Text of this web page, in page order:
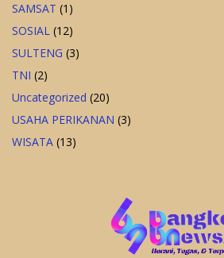
SAMSAT (1)
SOSIAL (12)
SULTENG (3)
TNI (2)
Uncategorized (20)
USAHA PERIKANAN (3)
WISATA (13)